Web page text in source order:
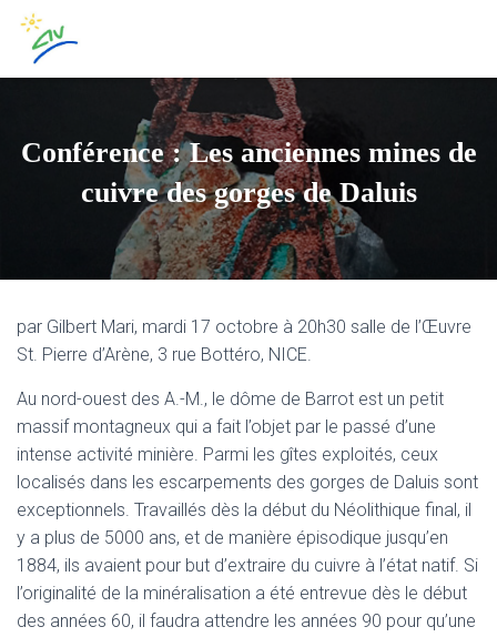
Conférence : Les anciennes mines de
cuivre des gorges de Daluis
par Gilbert Mari, mardi 17 octobre à 20h30 salle de l’Œuvre
St. Pierre d’Arène, 3 rue Bottéro, NICE.
Au nord-ouest des A.-M., le dôme de Barrot est un petit
massif montagneux qui a fait l’objet par le passé d’une
intense activité minière. Parmi les gîtes exploités, ceux
localisés dans les escarpements des gorges de Daluis sont
exceptionnels. Travaillés dès la début du Néolithique final, il
y a plus de 5000 ans, et de manière épisodique jusqu’en
1884, ils avaient pour but d’extraire du cuivre à l’état natif. Si
l’originalité de la minéralisation a été entrevue dès le début
des années 60, il faudra attendre les années 90 pour qu’une